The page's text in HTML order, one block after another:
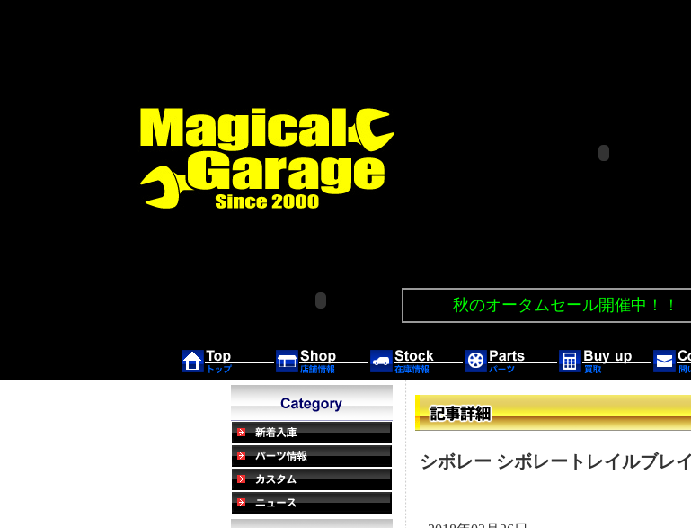
秋のオータムセール開催中！！
シボレー シボレートレイルブレ